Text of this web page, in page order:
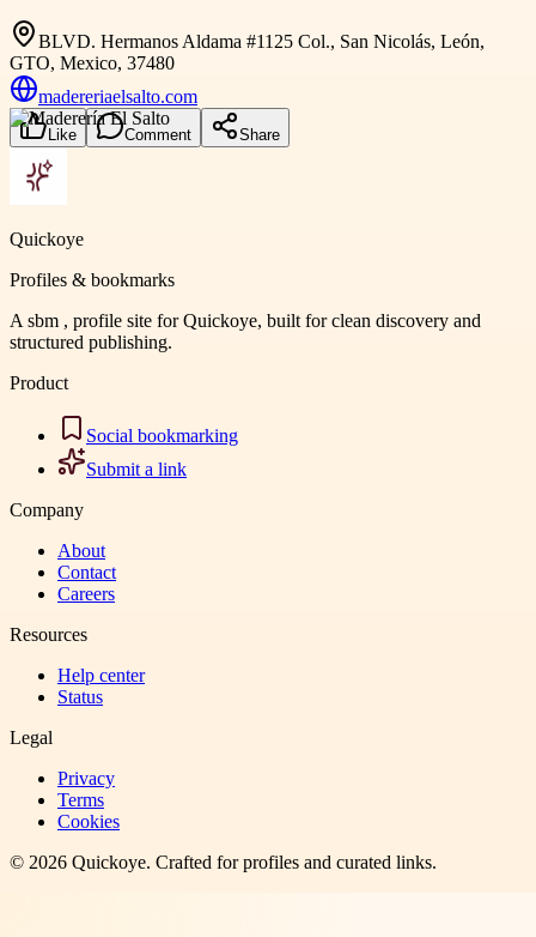
BLVD. Hermanos Aldama #1125 Col., San Nicolás, León,
GTO, Mexico, 37480
madereriaelsalto.com
Like Comment Share
Quickoye
Profiles & bookmarks
A sbm , profile site for Quickoye, built for clean discovery and
structured publishing.
Product
Social bookmarking
Submit a link
Company
About
Contact
Careers
Resources
Help center
Status
Legal
Privacy
Terms
Cookies
© 2026 Quickoye. Crafted for profiles and curated links.